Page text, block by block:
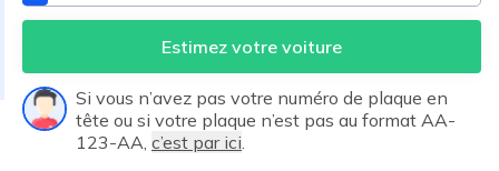
Estimez votre voiture
Si vous n’avez pas votre numéro de plaque en
tête ou si votre plaque n’est pas au format AA-
123-AA, c’est par ici